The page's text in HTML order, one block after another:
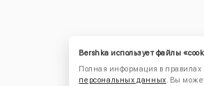
Bershka использует файлы
Полная информация в правилах
персональных данных. Вы